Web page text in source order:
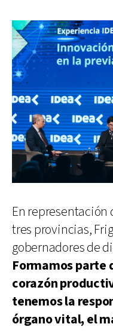
En representación
tres provincias,
gobernadores de
Formamos parte
corazón
tenemos la
órgano vital, el